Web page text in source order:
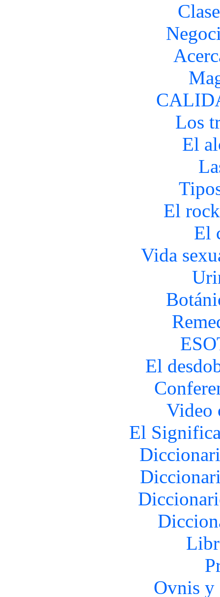
Los
El
El
El
Vida
El
Video
El
Ovnis y